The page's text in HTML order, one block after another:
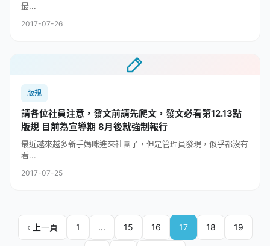
最...
2017-07-26
版規
請各位社員注意，發文前請先爬文，發文必看第12.13點
版規 目前為宣導期 8月後就強制報行
最近越來越多新手媽咪進來社團了，但是管理員發現，似乎都沒有
看...
2017-07-25
‹ 上一頁 1 ... 15 16 17 18 19